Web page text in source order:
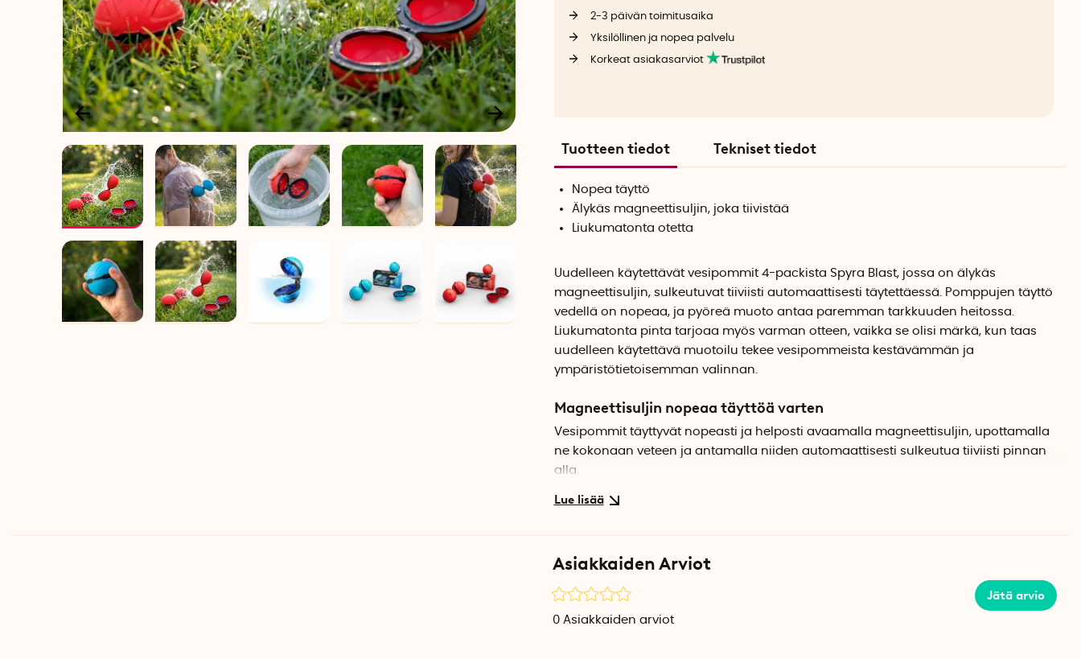
2-3 päivän toimitusaika
Yksilöllinen ja nopea palvelu
Korkeat asiakasarviot
Tuotteen tiedot Tekniset tiedot
Nopea täyttö
Älykäs magneettisuljin, joka tiivistää
Liukumatonta otetta
Uudelleen käytettävät vesipommit 4-packista Spyra Blast, jossa on älykäs
magneettisuljin, sulkeutuvat tiiviisti automaattisesti täytettäessä. Pomppujen täyttö
vedellä on nopeaa, ja pyöreä muoto antaa paremman tarkkuuden heitossa.
Liukumatonta pinta tarjoaa myös varman otteen, vaikka se olisi märkä, kun taas
uudelleen käytettävä muotoilu tekee vesipommeista kestävämmän ja
ympäristötietoisemman valinnan.
Magneettisuljin nopeaa täyttöä varten
Vesipommit täyttyvät nopeasti ja helposti avaamalla magneettisuljin, upottamalla
ne kokonaan veteen ja antamalla niiden automaattisesti sulkeutua tiiviisti pinnan
alla.
Vakaa muoto
Liukumaton pinta paremman otteen vuoksi
Vesipommeilla on kumipinnoite, joka tarjoaa tukevan otteen, vaikka se olisi märkä.
Asiakkaiden Arviot
Jätä arvio
0 Asiakkaiden arviot